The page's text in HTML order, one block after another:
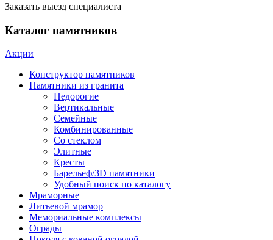
Заказать выезд специалиста
Каталог памятников
Акции
Конструктор памятников
Памятники из гранита
Недорогие
Вертикальные
Семейные
Комбинированные
Со стеклом
Элитные
Кресты
Барельеф/3D памятники
Удобный поиск по каталогу
Мраморные
Литьевой мрамор
Мемориальные комплексы
Ограды